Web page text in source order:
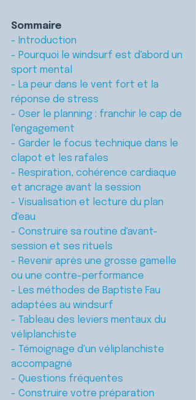
Sommaire
- Introduction
- Pourquoi le windsurf est d'abord un
sport mental
- La peur dans le vent fort et la
réponse de stress
- Oser le planning : franchir le cap de
l'engagement
- Garder le focus technique dans le
clapot et les rafales
- Respiration, cohérence cardiaque
et ancrage avant la session
- Visualisation et lecture du plan
d'eau
- Construire sa routine d'avant-
session et ses rituels
- Revenir après une grosse gamelle
ou une contre-performance
- Les méthodes de Baptiste Fau
adaptées au windsurf
- Tableau des leviers mentaux du
véliplanchiste
- Témoignage d'un véliplanchiste
accompagné
- Questions fréquentes
- Construire votre préparation